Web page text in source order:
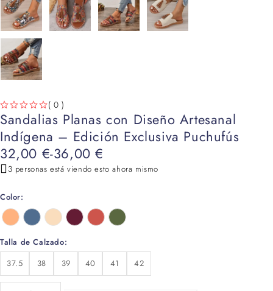
( 0 )
Sandalias Planas con Diseño Artesanal
Indígena – Edición Exclusiva Puchufús
32,00 €-36,00€
3 personas está viendo esto ahora mismo
Color
Talla de Calzado
37.5
38 39 40 41 42